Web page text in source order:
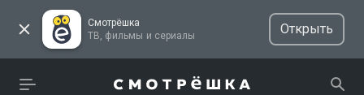
Смотрёшка
ТВ, фильмы и сериалы
Открыть